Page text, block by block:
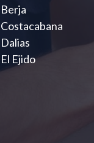
Berja
Costacabana
Dalias
El Ejido